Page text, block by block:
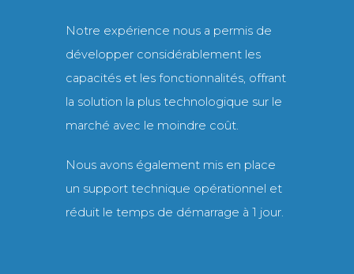
Notre expérience nous a permis de
développer considérablement les
capacités et les fonctionnalités, offrant
la solution la plus technologique sur le
marché avec le moindre coût.
Nous avons également mis en place
un support technique opérationnel et
réduit le temps de démarrage à 1 jour.